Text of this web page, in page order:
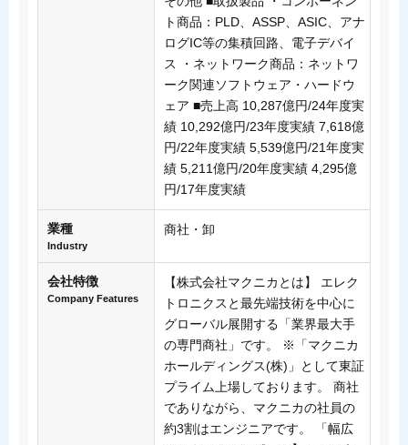
ト商品：PLD、ASSP、ASIC、アナ
ログIC等の集積回路、電子デバイ
ス ・ネットワーク商品：ネットワ
ーク関連ソフトウェア・ハードウ
ェア ■売上高 10,287億円/24年度実
績 10,292億円/23年度実績 7,618億
円/22年度実績 5,539億円/21年度実
績 5,211億円/20年度実績 4,295億
円/17年度実績
業種
Industry
商社・卸
会社特徴
Company Features
【株式会社マクニカとは】 エレク
トロニクスと最先端技術を中心に
グローバル展開する「業界最大手
の専門商社」です。 ※「マクニカ
ホールディングス(株)」として東証
プライム上場しております。 商社
でありながら、マクニカの社員の
約3割はエンジニアです。 「幅広